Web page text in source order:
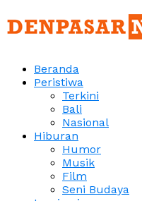
Beranda
Peristiwa
Terkini
Bali
Nasional
Hiburan
Humor
Musik
Film
Seni Budaya